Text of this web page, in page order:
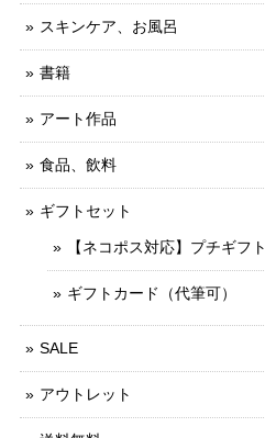
スキンケア、お風呂
書籍
アート作品
食品、飲料
ギフトセット
【ネコポス対応】プチギフト
ギフトカード（代筆可）
SALE
アウトレット